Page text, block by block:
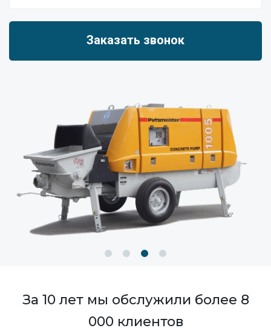
За 10 лет мы обслужили более 8
000 клиентов